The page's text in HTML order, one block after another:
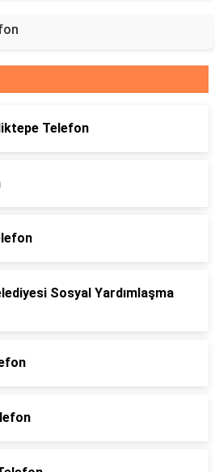
Telefon
Sosyal Yardımlaşma